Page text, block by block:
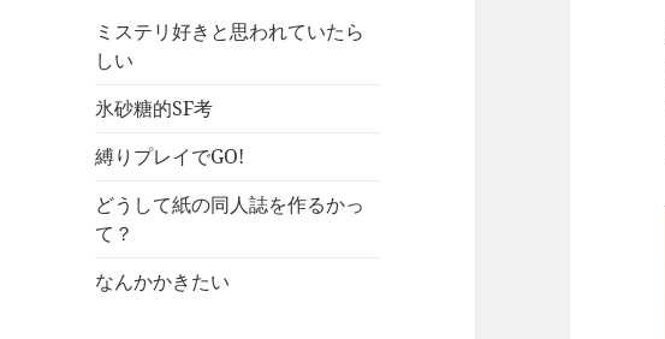
ミステリ好きと思われていたら
しい
氷砂糖的SF考
縛りプレイでGO!
どうして紙の同人誌を作るかっ
て？
なんかかきたい